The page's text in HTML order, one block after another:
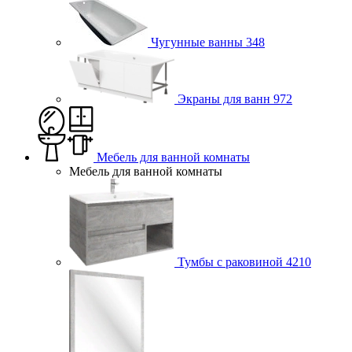
Чугунные ванны 348
Экраны для ванн 972
Мебель для ванной комнаты
Мебель для ванной комнаты
Тумбы с раковиной 4210